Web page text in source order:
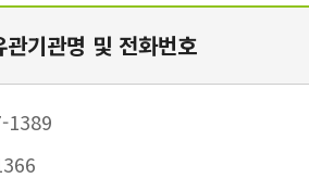
관기관명 및 전화번호
1389